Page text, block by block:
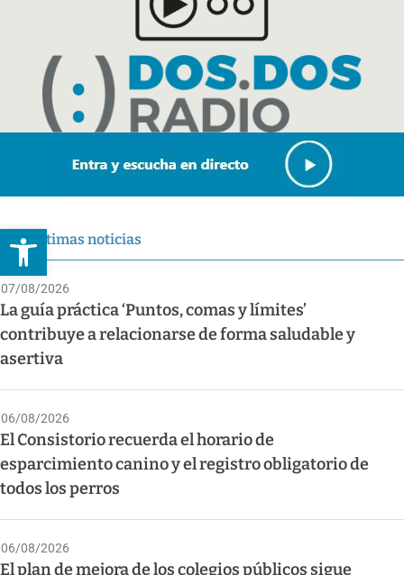
Abrir barra de herramientas
Últimas noticias
07/08/2026
La guía práctica ‘Puntos, comas y límites’
contribuye a relacionarse de forma saludable y
asertiva
06/08/2026
El Consistorio recuerda el horario de
esparcimiento canino y el registro obligatorio de
todos los perros
06/08/2026
El plan de mejora de los colegios públicos sigue